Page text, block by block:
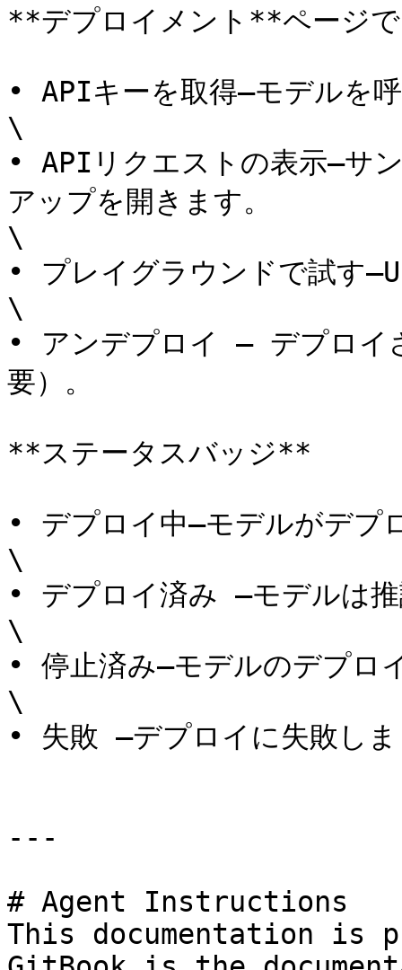
**デプロイメント**ページ
• APIキーを取得–モデルを
\
• APIリクエストの表示–サ
アップを開きます。
\
• プレイグラウンドで試す
\
• アンデプロイ – デプロイ
要）。
**ステータスバッジ**
• デプロイ中–モデルがデプ
\
• デプロイ済み –モデルは
\
• 停止済み–モデルのデプロ
\
• 失敗 –デプロイに失敗し
---
# Agent Instructions
This documentation is